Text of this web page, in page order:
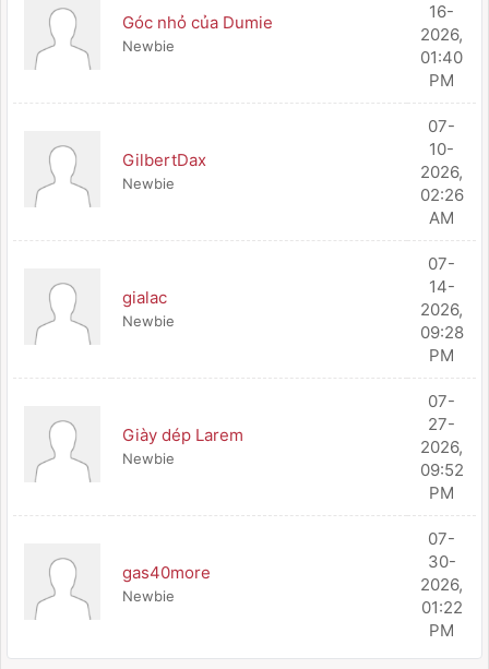
Góc nhỏ của Dumie
Newbie
16-
2026,
01:40
PM
GilbertDax
Newbie
07-
10-
2026,
02:26
AM
gialac
Newbie
07-
14-
2026,
09:28
PM
Giày dép Larem
Newbie
07-
27-
2026,
09:52
PM
gas40more
Newbie
07-
30-
2026,
01:22
PM